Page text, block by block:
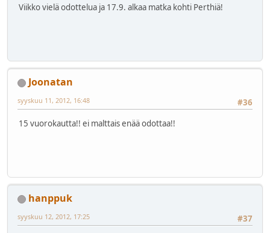
Viikko vielä odottelua ja 17.9. alkaa matka kohti Perthiä!
Joonatan
#36
syyskuu 11, 2012, 16:48
15 vuorokautta!! ei malttais enää odottaa!!
hanppuk
#37
syyskuu 12, 2012, 17:25